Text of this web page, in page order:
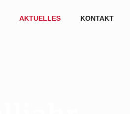
AKTUELLES KONTAKT